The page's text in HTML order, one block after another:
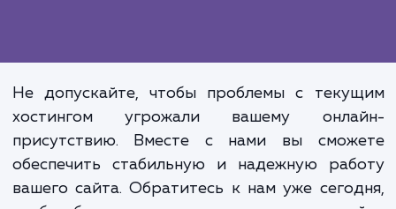
вложение в
эффективность вашего
Интернете. Это инвестиция,
может привести к
производительности сайта,